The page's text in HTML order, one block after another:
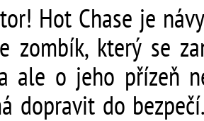
Hot Chase je
zombík, který se
ale o jeho přízeň
dopravit do